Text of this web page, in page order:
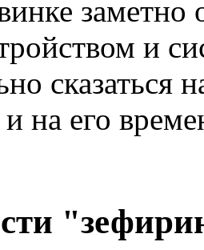
заметно
и
сказаться
и на его